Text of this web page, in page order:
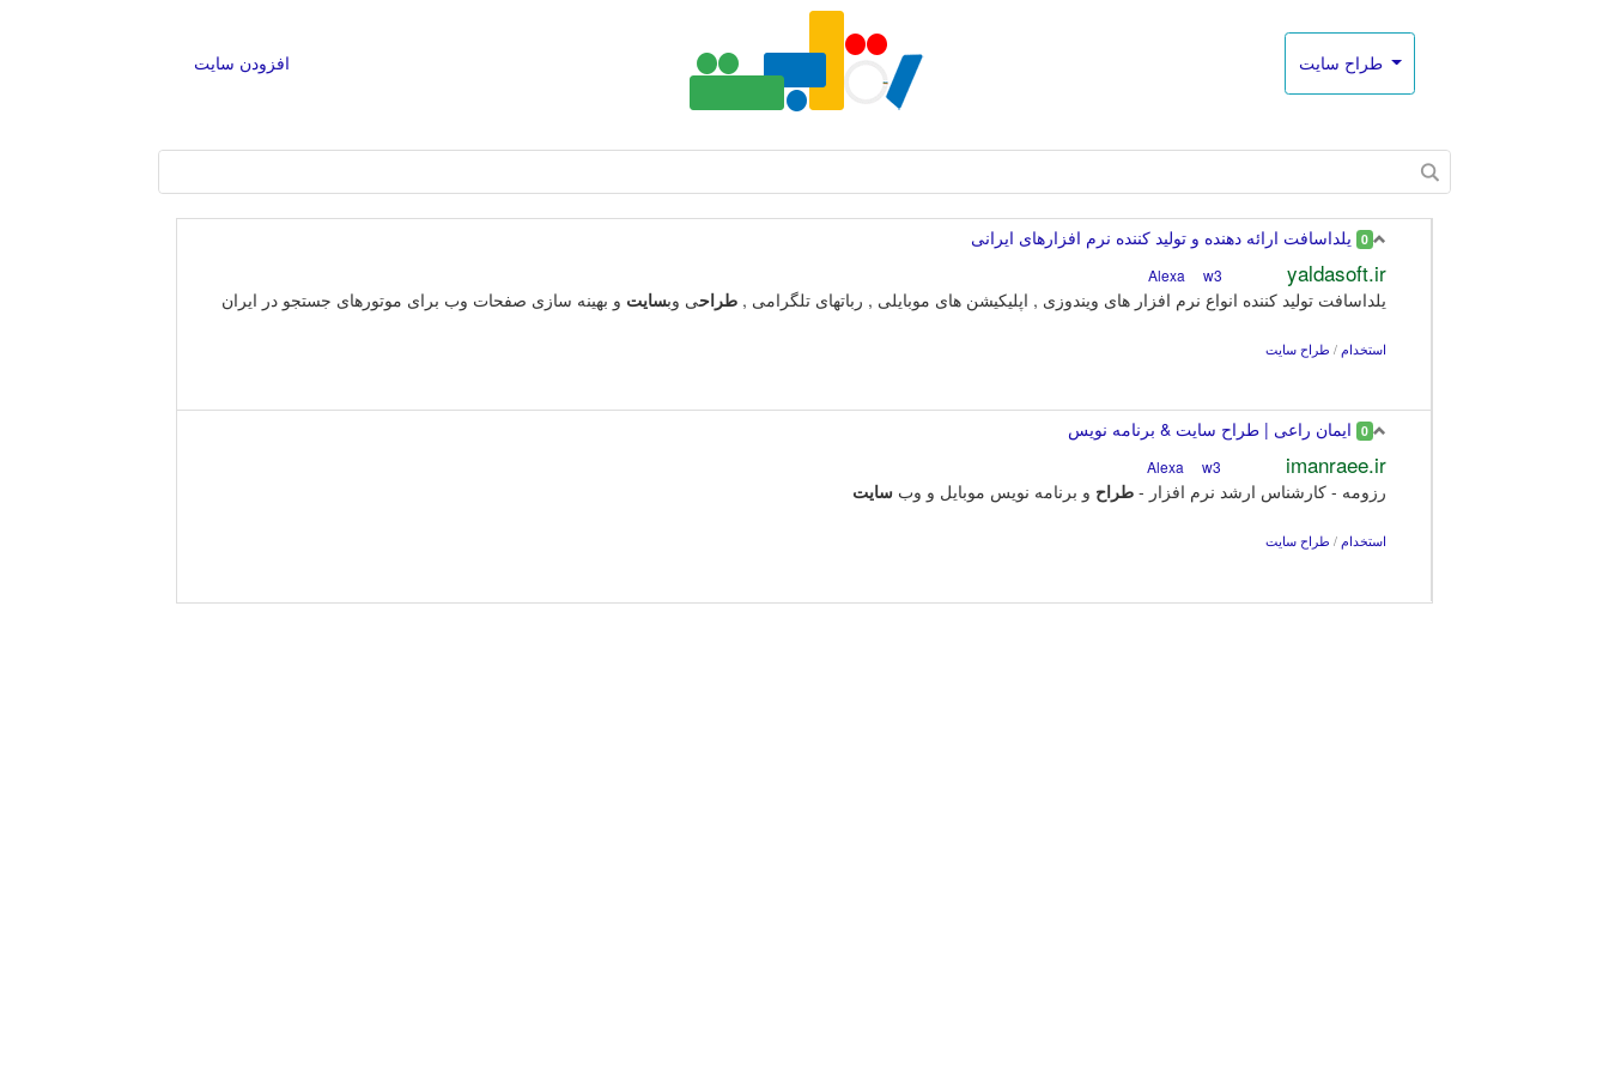
افزودن سایت طراح سایت
0 یلداسافت ارائه دهنده و تولید کننده نرم افزارهای ایرانی
yaldasoft.ir
w3
یلداسافت تولید کننده انواع نرم افزار های ویندوزی , اپلیکیشن های موبایلی , رباتهای تلگرامی , طراحی وبسایت و بهینه سازی صفحات وب برای موتورهای جستجو در ایران
استخدام / طراح سایت
0 ایمان راعی | طراح سایت & برنامه نویس
imanraee.ir
w3
رزومه - کارشناس ارشد نرم افزار - طراح و برنامه نویس موبایل و وب سایت
استخدام / طراح سایت